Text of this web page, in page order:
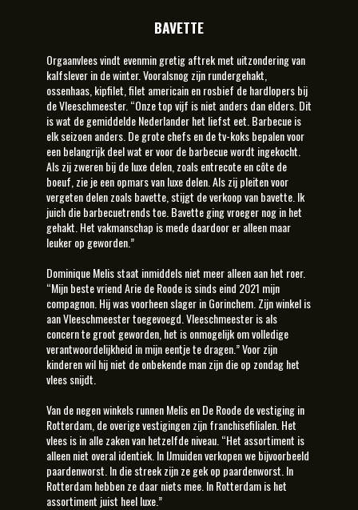
BAVETTE
Orgaanvlees vindt evenmin gretig aftrek met uitzondering van
kalfslever in de winter. Vooralsnog zijn rundergehakt,
ossenhaas, kipfilet, filet americain en rosbief de hardlopers bij
de Vleeschmeester. “Onze top vijf is niet anders dan elders. Dit
is wat de gemiddelde Nederlander het liefst eet. Barbecue is
elk seizoen anders. De grote chefs en de tv-koks bepalen voor
een belangrijk deel wat er voor de barbecue wordt ingekocht.
Als zij zweren bij de luxe delen, zoals entrecote en côte de
boeuf, zie je een opmars van luxe delen. Als zij pleiten voor
vergeten delen zoals bavette, stijgt de verkoop van bavette. Ik
juich die barbecuetrends toe. Bavette ging vroeger nog in het
gehakt. Het vakmanschap is mede daardoor er alleen maar
leuker op geworden.”
Dominique Melis staat inmiddels niet meer alleen aan het roer.
“Mijn beste vriend Arie de Roode is sinds eind 2021 mijn
compagnon. Hij was voorheen slager in Gorinchem. Zijn winkel is
aan Vleeschmeester toegevoegd. Vleeschmeester is als
concern te groot geworden, het is onmogelijk om volledige
verantwoordelijkheid in mijn eentje te dragen.” Voor zijn
kinderen wil hij niet de onbekende man zijn die op zondag het
vlees snijdt.
Van de negen winkels runnen Melis en De Roode de vestiging in
Rotterdam, de overige vestigingen zijn franchisefilialen. Het
vlees is in alle zaken van hetzelfde niveau. “Het assortiment is
alleen niet overal identiek. In IJmuiden verkopen we bijvoorbeeld
paardenworst. In die streek zijn ze gek op paardenworst. In
Rotterdam hebben ze daar niets mee. In Rotterdam is het
assortiment juist heel luxe.”